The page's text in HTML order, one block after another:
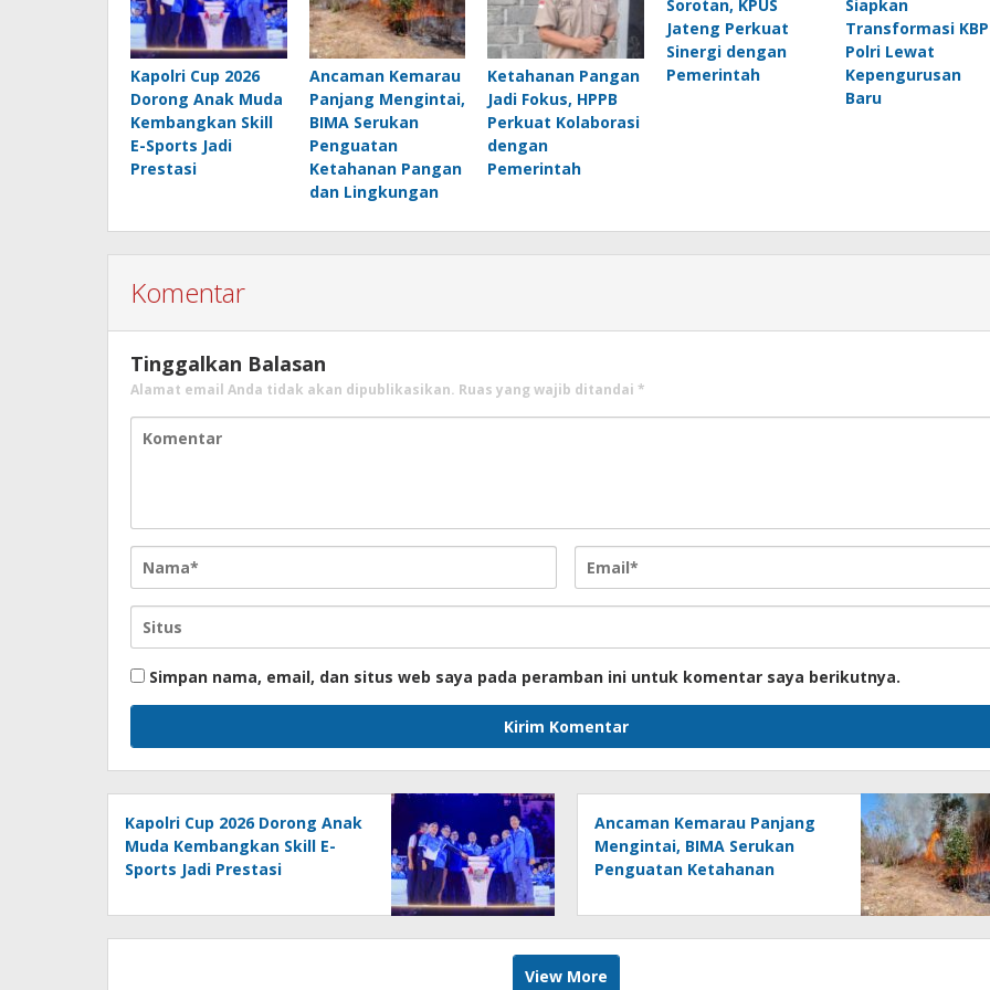
Kapolri Cup 2026
Dorong Anak Muda
Kembangkan Skill
E-Sports Jadi
Prestasi
Ancaman Kemarau
Panjang Mengintai,
BIMA Serukan
Penguatan
Ketahanan Pangan
dan Lingkungan
Ketahanan Pangan
Jadi Fokus, HPPB
Perkuat Kolaborasi
dengan
Pemerintah
Sorotan, KPUS
Jateng Perkuat
Sinergi dengan
Pemerintah
Siapkan
Transformasi
Polri Lewat
Kepengurusan
Baru
Komentar
Tinggalkan Balasan
Alamat email Anda tidak akan dipublikasikan. Ruas yang wajib ditandai *
Simpan nama, email, dan situs web saya pada peramban ini untuk komentar saya berikutnya.
Kapolri Cup 2026 Dorong Anak
Muda Kembangkan Skill E-
Sports Jadi Prestasi
Ancaman Kemarau Panjang
Mengintai, BIMA Serukan
Penguatan Ketahanan
View More